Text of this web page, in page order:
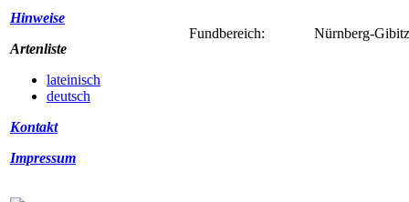
Hinweise
Artenliste
lateinisch
deutsch
Kontakt
Impressum
Fundbereich: Nürnberg-